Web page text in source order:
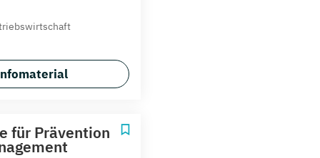
für Prävention